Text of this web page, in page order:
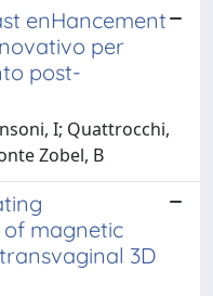
enHancement
per
post-
I; Quattrocchi,
Zobel, B
of magnetic
3D